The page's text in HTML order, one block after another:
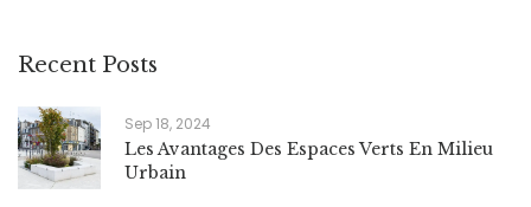
Recent Posts
Sep 18, 2024
Les Avantages Des Espaces Verts En Milieu
Urbain